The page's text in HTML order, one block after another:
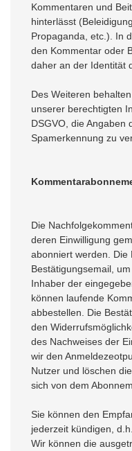
Kommentaren und
hinterlässt
Propaganda, etc.). In
den Kommentar oder
daher an der Identität
Des Weiteren
unserer berechtigten
DSGVO, die Angaben
Spamerkennung zu
Die
deren Einwilligung
abonniert werden. Die
Bestätigungsemail,
Inhaber der
können laufende
abbestellen. Die
den
des Nachweises der
wir den
Nutzer und löschen
sich von dem
Sie können den
jederzeit kündigen,
Wir können die